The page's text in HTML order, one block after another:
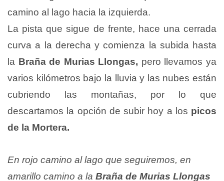
camino al lago hacia la izquierda.
La pista que sigue de frente, hace una cerrada
curva a la derecha y comienza la subida hasta
la Braña de Murias Llongas, pero llevamos ya
varios kilómetros bajo la lluvia y las nubes están
cubriendo las montañas, por lo que
descartamos la opción de subir hoy a los picos
de la Mortera.
En rojo camino al lago que seguiremos, en
amarillo camino a la Braña de Murias Llongas